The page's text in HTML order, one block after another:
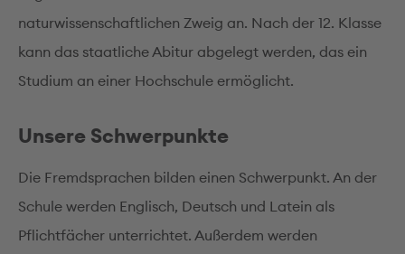
naturwissenschaftlichen Zweig an. Nach der 12. Klasse
kann das staatliche Abitur abgelegt werden, das ein
Studium an einer Hochschule ermöglicht.
Unsere Schwerpunkte
Die Fremdsprachen bilden einen Schwerpunkt. An der
Schule werden Englisch, Deutsch und Latein als
Pflichtfächer unterrichtet. Außerdem werden